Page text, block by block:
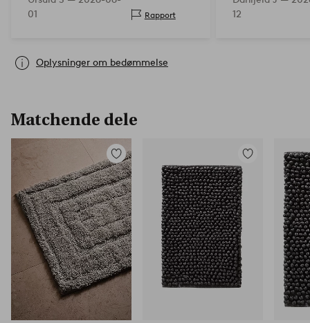
01
Rapport
12
Oplysninger om bedømmelse
Matchende dele
Tilføj
til
favoritter
Tilføj
til
favoritter